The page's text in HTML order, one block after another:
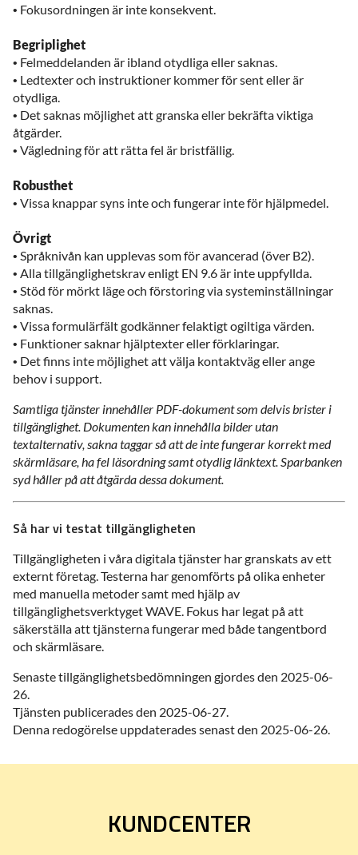
• Fokusordningen är inte konsekvent.
Begriplighet
• Felmeddelanden är ibland otydliga eller saknas.
• Ledtexter och instruktioner kommer för sent eller är
otydliga.
• Det saknas möjlighet att granska eller bekräfta viktiga
åtgärder.
• Vägledning för att rätta fel är bristfällig.
Robusthet
• Vissa knappar syns inte och fungerar inte för hjälpmedel.
Övrigt
• Språknivån kan upplevas som för avancerad (över B2).
• Alla tillgänglighetskrav enligt EN 9.6 är inte uppfyllda.
• Stöd för mörkt läge och förstoring via systeminställningar
saknas.
• Vissa formulärfält godkänner felaktigt ogiltiga värden.
• Funktioner saknar hjälptexter eller förklaringar.
• Det finns inte möjlighet att välja kontaktväg eller ange
behov i support.
Samtliga tjänster innehåller PDF-dokument som delvis brister i
tillgänglighet. Dokumenten kan innehålla bilder utan
textalternativ, sakna taggar så att de inte fungerar korrekt med
skärmläsare, ha fel läsordning samt otydlig länktext. Sparbanken
syd håller på att åtgärda dessa dokument.
Så har vi testat tillgängligheten
Tillgängligheten i våra digitala tjänster har granskats av ett
externt företag. Testerna har genomförts på olika enheter
med manuella metoder samt med hjälp av
tillgänglighetsverktyget WAVE. Fokus har legat på att
säkerställa att tjänsterna fungerar med både tangentbord
och skärmläsare.
Senaste tillgänglighetsbedömningen gjordes den 2025-06-
26.
Tjänsten publicerades den 2025-06-27.
Denna redogörelse uppdaterades senast den 2025-06-26.
KUNDCENTER